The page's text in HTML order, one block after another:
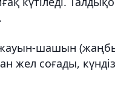
жауын-шашын
жел соғады,